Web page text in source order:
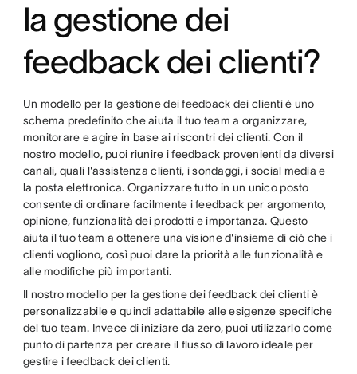
la gestione dei
feedback dei clienti?
Un modello per la gestione dei feedback dei clienti è uno
schema predefinito che aiuta il tuo team a organizzare,
monitorare e agire in base ai riscontri dei clienti. Con il
nostro modello, puoi riunire i feedback provenienti da diversi
canali, quali l'assistenza clienti, i sondaggi, i social media e
la posta elettronica. Organizzare tutto in un unico posto
consente di ordinare facilmente i feedback per argomento,
opinione, funzionalità dei prodotti e importanza. Questo
aiuta il tuo team a ottenere una visione d'insieme di ciò che i
clienti vogliono, così puoi dare la priorità alle funzionalità e
alle modifiche più importanti.
Il nostro modello per la gestione dei feedback dei clienti è
personalizzabile e quindi adattabile alle esigenze specifiche
del tuo team. Invece di iniziare da zero, puoi utilizzarlo come
punto di partenza per creare il flusso di lavoro ideale per
gestire i feedback dei clienti.